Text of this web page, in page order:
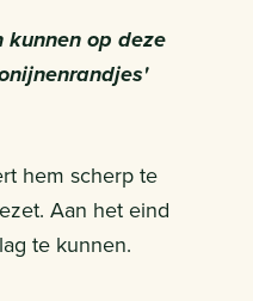
op deze
hem scherp te
Aan het eind
te kunnen.